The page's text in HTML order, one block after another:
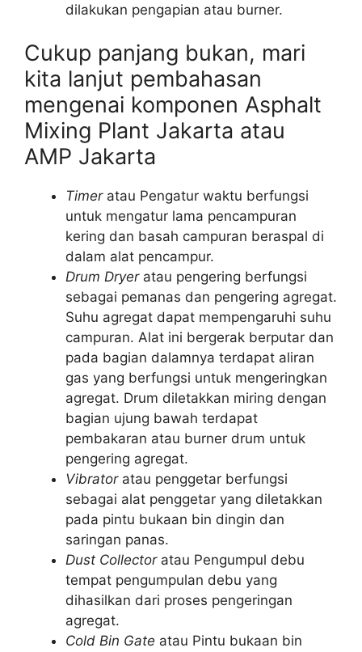
dilakukan pengapian atau burner.
Cukup panjang bukan, mari
kita lanjut pembahasan
mengenai komponen Asphalt
Mixing Plant Jakarta atau
AMP Jakarta
Timer atau Pengatur waktu berfungsi
untuk mengatur lama pencampuran
kering dan basah campuran beraspal di
dalam alat pencampur.
Drum Dryer atau pengering berfungsi
sebagai pemanas dan pengering agregat.
Suhu agregat dapat mempengaruhi suhu
campuran. Alat ini bergerak berputar dan
pada bagian dalamnya terdapat aliran
gas yang berfungsi untuk mengeringkan
agregat. Drum diletakkan miring dengan
bagian ujung bawah terdapat
pembakaran atau burner drum untuk
pengering agregat.
Vibrator atau penggetar berfungsi
sebagai alat penggetar yang diletakkan
pada pintu bukaan bin dingin dan
saringan panas.
Dust Collectoratau Pengumpul debu
tempat pengumpulan debu yang
dihasilkan dari proses pengeringan
agregat.
Cold Bin Gate atau Pintu bukaan bin